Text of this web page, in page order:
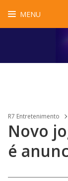
MENU
R7 Entretenimento
Novo
é